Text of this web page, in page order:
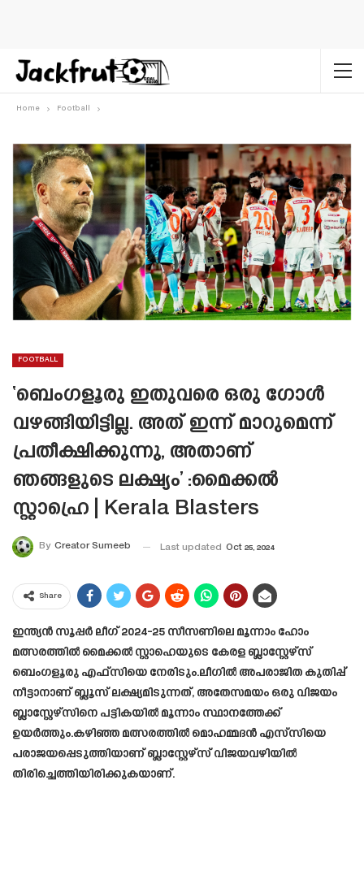
Home Football
FOOTBALL
‘ബെംഗളൂരു ഇതുവരെ ഒരു ഗോൾ
വഴങ്ങിയിട്ടില്ല. അത് ഇന്ന് മാറുമെന്ന്
പ്രതീക്ഷിക്കുന്നു, അതാണ്
ഞങ്ങളുടെ ലക്ഷ്യം’ :മൈക്കൽ
സ്റ്റാഹ്രെ | Kerala Blasters
By Creator Sumeeb Last updated Oct 25, 2024
Share
ഇന്ത്യൻ സൂപ്പർ ലീഗ് 2024-25 സീസണിലെ മൂന്നാം ഹോം
മത്സരത്തിൽ മൈക്കൽ സ്റ്റാഹെയുടെ കേരള ബ്ലാസ്റ്റേഴ്‌സ്
ബെംഗളൂരു എഫ്‌സിയെ നേരിടും.ലീഗിൽ അപരാജിത കുതിപ്പ്
നീട്ടാനാണ് ബ്ലൂസ് ലക്ഷ്യമിടുന്നത്, അതേസമയം ഒരു വിജയം
ബ്ലാസ്റ്റേഴ്സിനെ പട്ടികയിൽ മൂന്നാം സ്ഥാനത്തേക്ക്
ഉയർത്തും.കഴിഞ്ഞ മത്സരത്തിൽ മൊഹമ്മദൻ എസ്‌സിയെ
പരാജയപ്പെടുത്തിയാണ് ബ്ലാസ്റ്റേഴ്‌സ് വിജയവഴിയിൽ
തിരിച്ചെത്തിയിരിക്കുകയാണ്.